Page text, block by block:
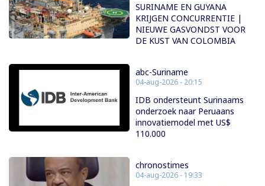
SURINAME EN GUYANA
KRIJGEN CONCURRENTIE |
NIEUWE GASVONDST VOOR
DE KUST VAN COLOMBIA
abc-Suriname
04-aug-2026 - 20:15
IDB ondersteunt Surinaams
onderzoek naar Peruaans
innovatiemodel met US$
110.000
chronostimes
04-aug-2026 - 19:33